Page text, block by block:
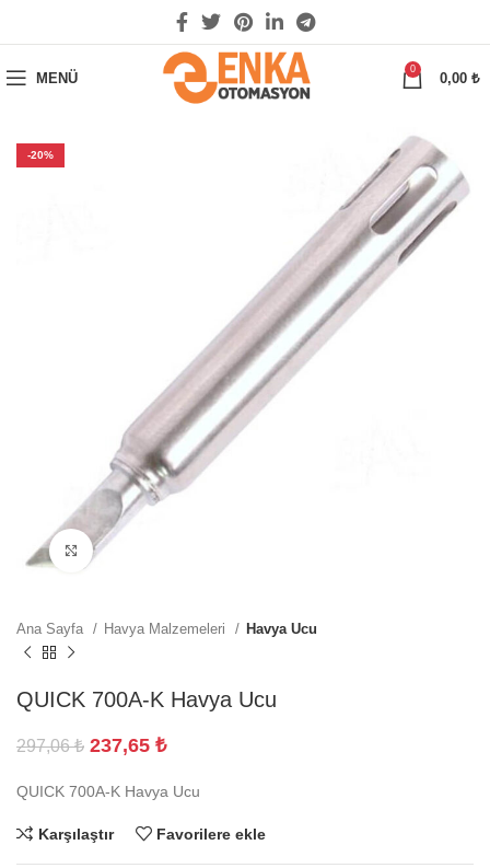
MENÜ
0
0,00 ₺
-20%
Büyütmek için tıklayın
Ana Sayfa Havya Malzemeleri Havya Ucu
QUICK 700A-K Havya Ucu
297,06₺ 237,65 ₺
QUICK 700A-K Havya Ucu
Karşılaştır Favorilere ekle